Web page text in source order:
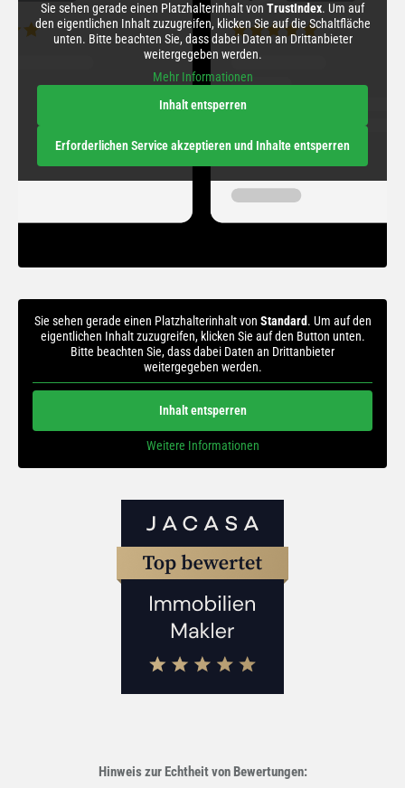
Sie sehen gerade einen Platzhalterinhalt von TrustIndex. Um auf
den eigentlichen Inhalt zuzugreifen, klicken Sie auf die Schaltfläche
unten. Bitte beachten Sie, dass dabei Daten an Drittanbieter
weitergegeben werden.
Mehr Informationen
Inhalt entsperren
Erforderlichen Service akzeptieren und Inhalte entsperren
Sie sehen gerade einen Platzhalterinhalt von Standard. Um auf den
eigentlichen Inhalt zuzugreifen, klicken Sie auf den Button unten.
Bitte beachten Sie, dass dabei Daten an Drittanbieter
weitergegeben werden.
Inhalt entsperren
Weitere Informationen
Hinweis zur Echtheit von Bewertungen: